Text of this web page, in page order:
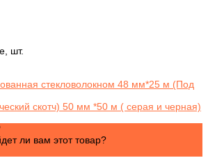
шт.
стекловолокном 48 мм*25 м (Под
скотч) 50 мм *50 м ( серая и черная)
ли вам этот товар?